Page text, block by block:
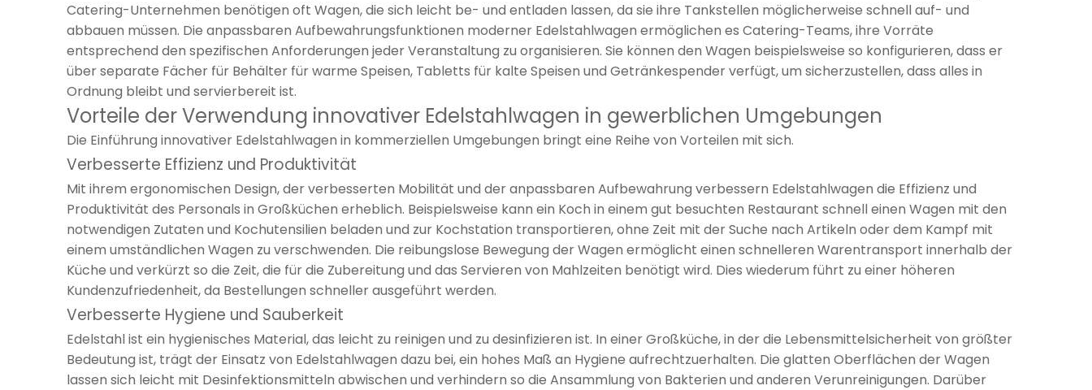
Catering-Unternehmen benötigen oft Wagen, die sich leicht be- und entladen lassen, da sie ihre Tankstellen möglicherweise schnell auf- und
abbauen müssen. Die anpassbaren Aufbewahrungsfunktionen moderner Edelstahlwagen ermöglichen es Catering-Teams, ihre Vorräte
entsprechend den spezifischen Anforderungen jeder Veranstaltung zu organisieren. Sie können den Wagen beispielsweise so konfigurieren, dass er
über separate Fächer für Behälter für warme Speisen, Tabletts für kalte Speisen und Getränkespender verfügt, um sicherzustellen, dass alles in
Ordnung bleibt und servierbereit ist.
Vorteile der Verwendung innovativer Edelstahlwagen in gewerblichen Umgebungen
Die Einführung innovativer Edelstahlwagen in kommerziellen Umgebungen bringt eine Reihe von Vorteilen mit sich.
Verbesserte Effizienz und Produktivität
Mit ihrem ergonomischen Design, der verbesserten Mobilität und der anpassbaren Aufbewahrung verbessern Edelstahlwagen die Effizienz und
Produktivität des Personals in Großküchen erheblich. Beispielsweise kann ein Koch in einem gut besuchten Restaurant schnell einen Wagen mit den
notwendigen Zutaten und Kochutensilien beladen und zur Kochstation transportieren, ohne Zeit mit der Suche nach Artikeln oder dem Kampf mit
einem umständlichen Wagen zu verschwenden. Die reibungslose Bewegung der Wagen ermöglicht einen schnelleren Warentransport innerhalb der
Küche und verkürzt so die Zeit, die für die Zubereitung und das Servieren von Mahlzeiten benötigt wird. Dies wiederum führt zu einer höheren
Kundenzufriedenheit, da Bestellungen schneller ausgeführt werden.
Verbesserte Hygiene und Sauberkeit
Edelstahl ist ein hygienisches Material, das leicht zu reinigen und zu desinfizieren ist. In einer Großküche, in der die Lebensmittelsicherheit von größter
Bedeutung ist, trägt der Einsatz von Edelstahlwagen dazu bei, ein hohes Maß an Hygiene aufrechtzuerhalten. Die glatten Oberflächen der Wagen
lassen sich leicht mit Desinfektionsmitteln abwischen und verhindern so die Ansammlung von Bakterien und anderen Verunreinigungen. Darüber